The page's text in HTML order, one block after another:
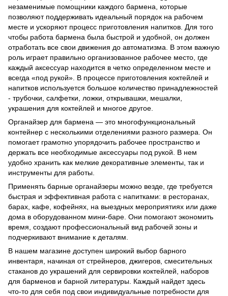
незаменимые помощники каждого бармена, которые
позволяют поддерживать идеальный порядок на рабочем
месте и ускоряют процесс приготовления напитков. Для того
чтобы работа бармена была быстрой и удобной, он должен
отработать все свои движения до автоматизма. В этом важную
роль играет правильно организованное рабочее место, где
каждый аксессуар находится в четко определенном месте и
всегда «под рукой». В процессе приготовления коктейлей и
напитков используется большое количество принадлежностей
- трубочки, салфетки, ложки, открывашки, мешалки,
украшения для коктейлей и многое другое.
Органайзер для бармена — это многофункциональный
контейнер с несколькими отделениями разного размера. Он
помогает грамотно упорядочить рабочее пространство и
держать все необходимые аксессуары под рукой. В нем
удобно хранить как мелкие декоративные элементы, так и
инструменты для работы.
Применять барные органайзеры можно везде, где требуется
быстрая и эффективная работа с напитками: в ресторанах,
барах, кафе, кофейнях, на выездных мероприятиях или даже
дома в оборудованном мини-баре. Они помогают экономить
время, создают профессиональный вид рабочей зоны и
подчеркивают внимание к деталям.
В нашем магазине доступен широкий выбор барного
инвентаря, начиная от стрейнеров, джигеров, смесительных
стаканов до украшений для сервировки коктейлей, наборов
для барменов и барной литературы. Каждый найдет здесь
что-то для себя под свои индивидуальные потребности для